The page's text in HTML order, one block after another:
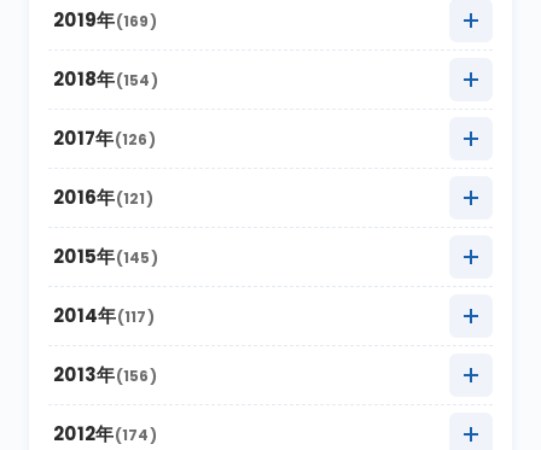
2025年6月 (8)
2025年5月 (22)
2025年4月
2025年3月 (20)
2025年2月 (6)
2024年7月 (18)
2024年6月 (6)
2024年5月 (18)
2024年4月
2024年3月 (14)
2024年2月 (5)
2023年7月 (12)
2023年6月 (6)
2023年5月 (21)
2023年4月
2023年3月 (13)
2023年2月 (8)
2022年9月 (12)
2022年7月 (9)
2022年6月 (2)
2022年5月 (11)
2022年4月
2022年3月 (10)
2022年2月 (6)
2021年11月
2021年10月 (16)
2021年9月 (5)
2021年7月 (9)
2021年6月 (6)
2021年5月 (9)
2021年4月
2021年3月 (11)
2020年12月 (4)
2020年11月
2020年10月 (13)
2020年9月 (4)
2020年7月 (8)
2020年6月 (4)
2020年5月 (8)
2020年4月
2019年(169)
2019年12月 (9)
2019年11月
2019年10月 (26)
2019年9月 (12)
2019年7月 (16)
2019年6月 (4)
2019年5月 (20)
2018年(154)
2018年12月 (10)
2018年11月
2018年10月 (20)
2018年9月 (16)
2018年7月 (11)
2018年6月 (6)
2017年(126)
2017年12月 (7)
2017年11月
2017年10月 (17)
2017年9月 (6)
2016年(121)
2016年12月 (4)
2016年11月
2016年10月 (19)
2016年9月 (9)
2015年(145)
2015年12月 (4)
2015年11月
2015年10月 (30)
2014年(117)
2014年12月 (10)
2014年11月
2013年(156)
2013年12月 (8)
2012年(174)